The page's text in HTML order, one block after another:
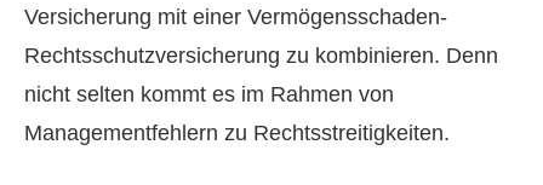
Versicherung mit einer Vermögensschaden-
Rechts­schutz­ver­si­che­rung zu kombinieren. Denn
nicht selten kommt es im Rahmen von
Managementfehlern zu Rechtsstreitigkeiten.